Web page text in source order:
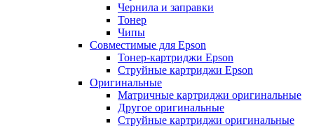
Чернила и заправки
Тонер
Чипы
Совместимые для Epson
Тонер-картриджи Epson
Струйные картриджи Epson
Оригинальные
Матричные картриджи оригинальные
Другое оригинальные
Струйные картриджи оригинальные